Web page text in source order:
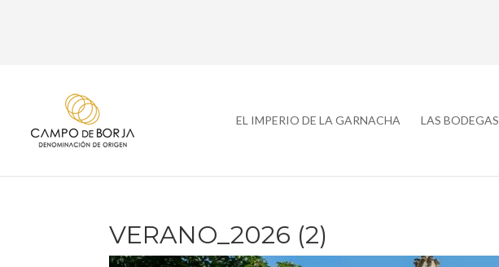
EL IMPERIO DE LA GARNACHA LAS BODEGAS
VERANO_2026 (2)